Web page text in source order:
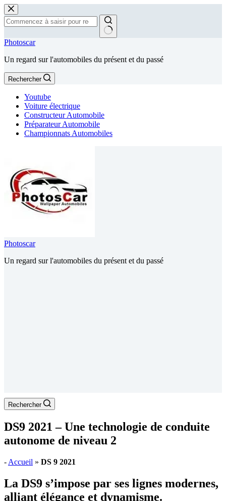
Passer
au
contenu
Aucun
Photoscar
Un regard sur l'automobiles du présent et du passé
Rechercher
Youtube
Voiture électrique
Constructeur Automobile
Préparateur Automobile
Championnats Automobiles
Photoscar
Un regard sur l'automobiles du présent et du passé
Rechercher
DS9 2021 – Une technologie de conduite
autonome de niveau 2
- Accueil » DS 9 2021
La DS9 s’impose par ses lignes modernes,
alliant élégance et dynamisme.